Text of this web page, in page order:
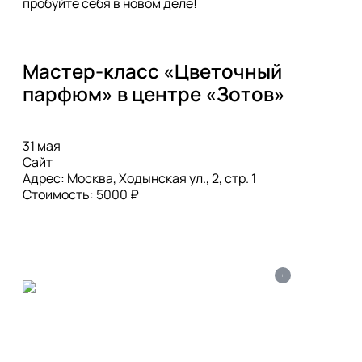
Мастер-класс «Цветочный
парфюм» в центре «Зотов»
Сайт
Адрес: Москва, Ходынская ул., 2, стр. 1
Стоимость: 5000 ₽
i